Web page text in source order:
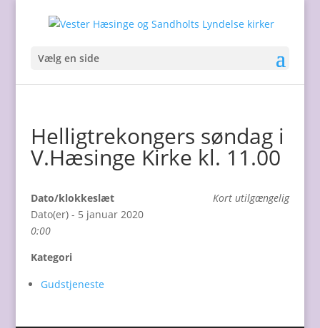
Vælg en side
Helligtrekongers søndag i
V.Hæsinge Kirke kl. 11.00
Kort utilgængelig
Dato/klokkeslæt
Dato(er) - 5 januar 2020
0:00
Kategori
Gudstjeneste